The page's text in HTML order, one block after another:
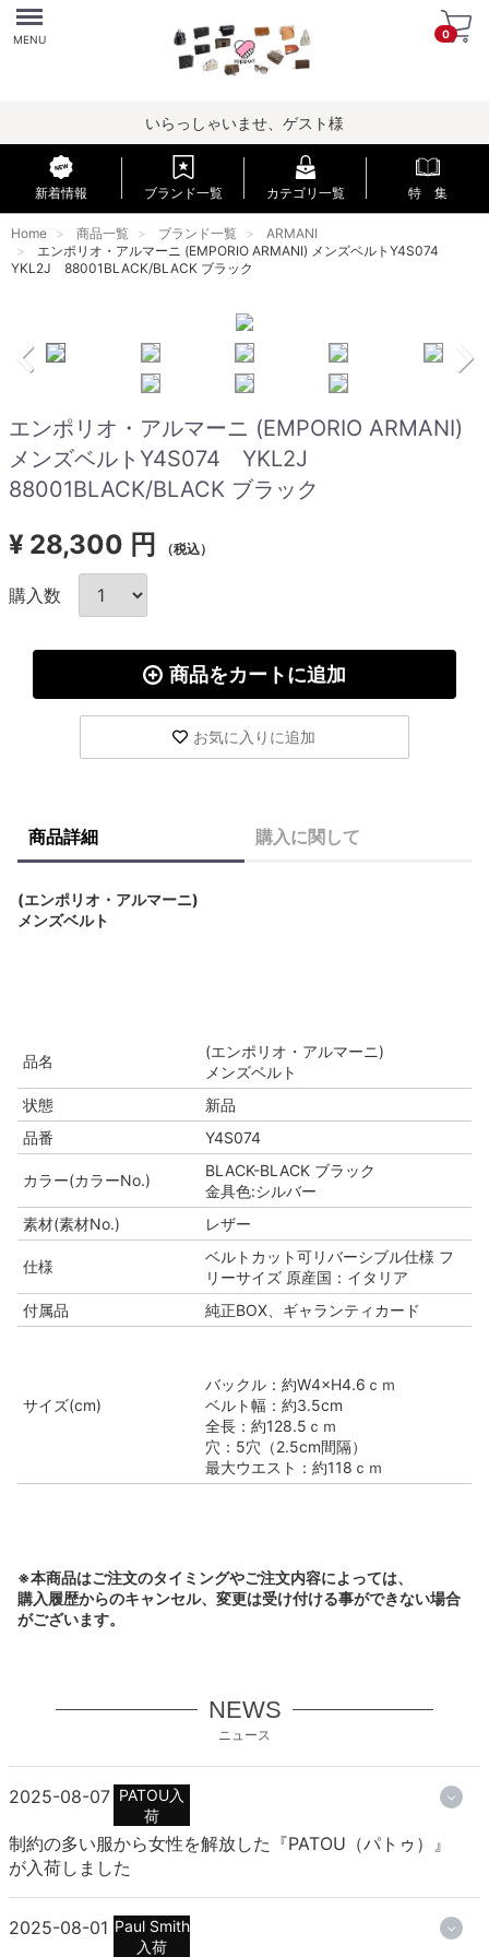
Menu
MENU 0
いらっしゃいませ、ゲスト様
新着情報 ブランド一覧 カテゴリ一覧 特 集
Home 商品一覧 ブランド一覧
ARMANI
エンポリオ・アルマーニ (EMPORIO ARMANI) メンズベルトY4S074
YKL2J 88001BLACK/BLACK ブラック
エンポリオ・アルマーニ (EMPORIO ARMANI)
メンズベルトY4S074 YKL2J
88001BLACK/BLACK ブラック
¥ 28,300 円 （税込）
購入数
商品をカートに追加
お気に入りに追加
商品詳細 購入に関して
(エンポリオ・アルマーニ)
メンズベルト
品名
(エンポリオ・アルマーニ)
メンズベルト
状態
新品
品番
Y4S074
カラー(カラーNo.)
BLACK-BLACK ブラック
金具色:シルバー
素材(素材No.)
レザー
仕様
ベルトカット可リバーシブル仕様 フ
リーサイズ 原産国：イタリア
付属品
純正BOX、ギャランティカード
サイズ(cm)
バックル：約W4×H4.6ｃｍ
ベルト幅：約3.5cm
全長：約128.5ｃｍ
穴：5穴（2.5cm間隔）
最大ウエスト：約118ｃｍ
※本商品はご注文のタイミングやご注文内容によっては、
購入履歴からのキャンセル、変更は受け付ける事ができない場合
がございます。
NEWS
ニュース
2025-08-07 PATOU入
荷
制約の多い服から女性を解放した『PATOU（パトゥ）』
が入荷しました
2025-08-01 Paul Smith
入荷